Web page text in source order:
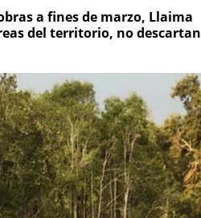
a fines de marzo, Llaima
del territorio, no descartan